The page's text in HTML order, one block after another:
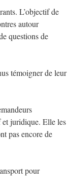
L’objectif de
autour
questions de
témoigner de leur
et juridique. Elle les
pas encore de
pour